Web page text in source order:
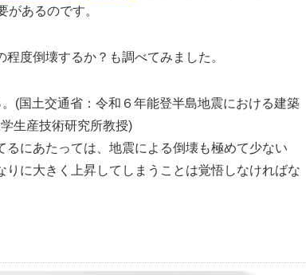
あるのです。
度倒壊するか？も調べてみました。
(国土交通省：令和６年能登半島地震における建築
生産技術研究所教授)
にあたっては、地震による倒壊も極めて少ない
に大きく上昇してしまうことは覚悟しなければな